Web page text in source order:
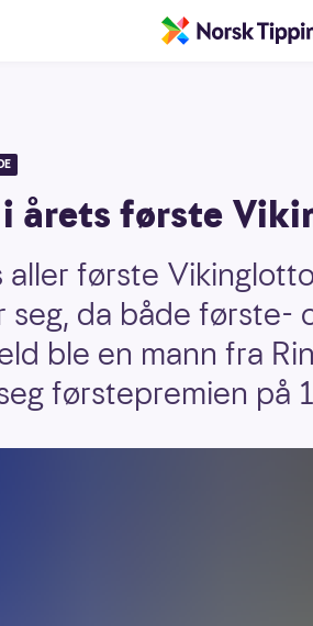
årets første
aller første
seg, da både første-
ble en mann fra
førstepremien på